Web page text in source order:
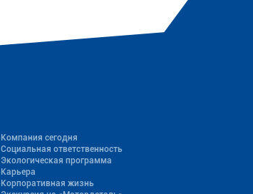
Компания сегодня
Социальная ответственность
Экологическая программа
Карьера
Корпоративная жизнь